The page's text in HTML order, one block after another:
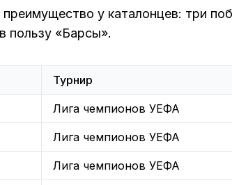
у каталонцев: три
пользу «Барсы».
Турнир
Лига чемпионов УЕФА
Лига чемпионов УЕФА
Лига чемпионов УЕФА